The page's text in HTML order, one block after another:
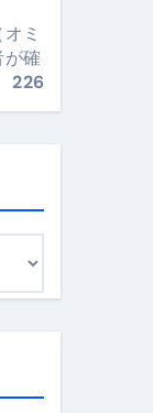
ミ
が確
226